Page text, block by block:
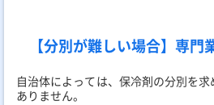
【分別が難しい場合】専門
自治体によっては、保冷剤の分別を
ありません。